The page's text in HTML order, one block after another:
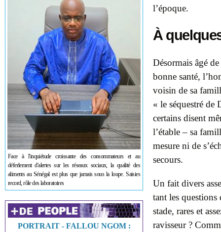
Face à l'inquiétude croissante des consommateurs et au
déferlement d'alertes sur les réseaux sociaux, la qualité des
aliments au Sénégal est plus que jamais sous la loupe. Saisies
record, rôle des laboratoires
PORTRAIT - FALLOU NGOM :
l’époque.
À
Désormais âgé
bonne santé,
voisin de sa
« le séquestré de
certains disent
l’étable – sa
mesure ni de
secours.
Un fait divers
tant les questions
stade, rares et
ravisseur ?